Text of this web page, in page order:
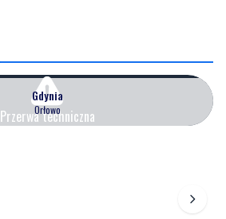
Przerwa techniczna
Gdynia
Orłowo